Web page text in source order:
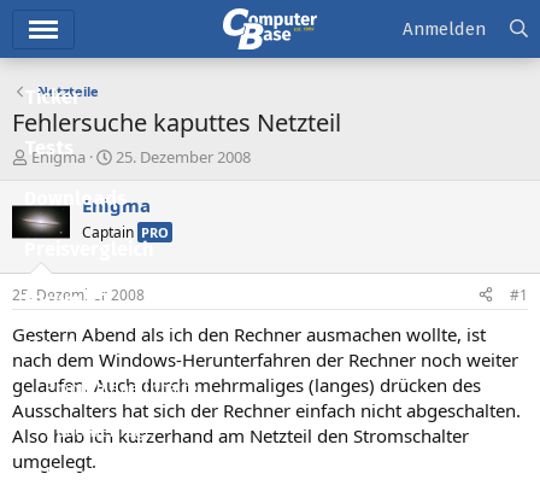
Ticker
Tests
Downloads
Preisvergleich
Forum
Aktuelles
Empfohlene Inhalte
Neue Beiträge
Neueste Aktivitäten
Anmelden
Netzteile
Fehlersuche kaputtes Netzteil
E
t
e
e
r
Enigma
E
s
t
e
l
t
a
m
25. Dezember 2008
Enigma
Captain PRO
25. Dezember 2008 #1
Gestern Abend als ich den Rechner ausmachen wollte, ist
nach dem Windows-Herunterfahren der Rechner noch weiter
gelaufen. Auch durch mehrmaliges (langes) drücken des
Ausschalters hat sich der Rechner einfach nicht abgeschalten.
Also hab ich kurzerhand am Netzteil den Stromschalter
umgelegt.